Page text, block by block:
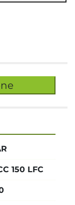
150 LFC